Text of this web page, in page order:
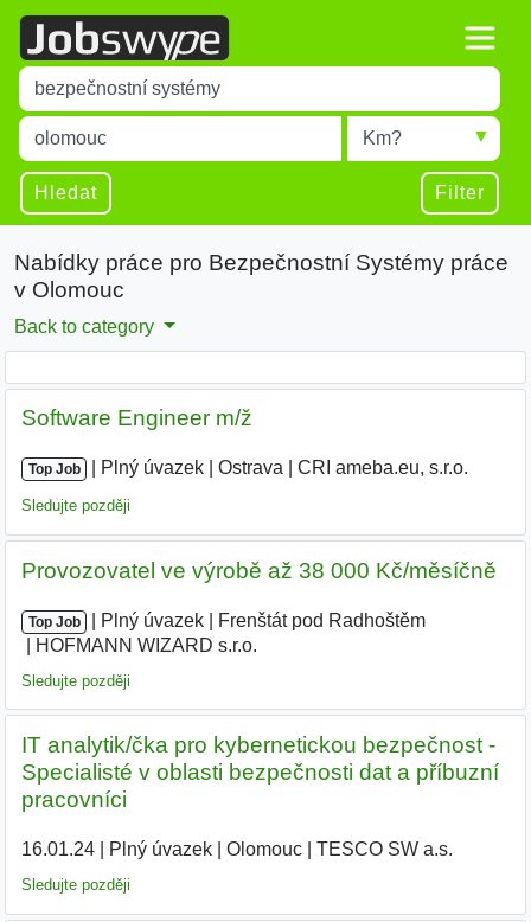
Title
Type 1 or more characters for results.
Místo
Type 1 or more characters for results.
Radius
Hledat Filter
Nabídky práce pro Bezpečnostní Systémy práce
v Olomouc
Back to category
Software Engineer m/ž
Top Job Plný úvazek Ostrava CRI ameba.eu, s.r.o.
Sledujte později
Provozovatel ve výrobě až 38 000 Kč/měsíčně
Top Job Plný úvazek Frenštát pod Radhoštěm
HOFMANN WIZARD s.r.o.
Sledujte později
IT analytik/čka pro kybernetickou bezpečnost -
Specialisté v oblasti bezpečnosti dat a příbuzní
pracovníci
16.01.24| Plný úvazek| Olomouc| TESCO SW a.s.
Sledujte později